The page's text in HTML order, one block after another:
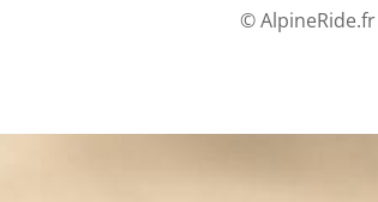
© AlpineRide.fr